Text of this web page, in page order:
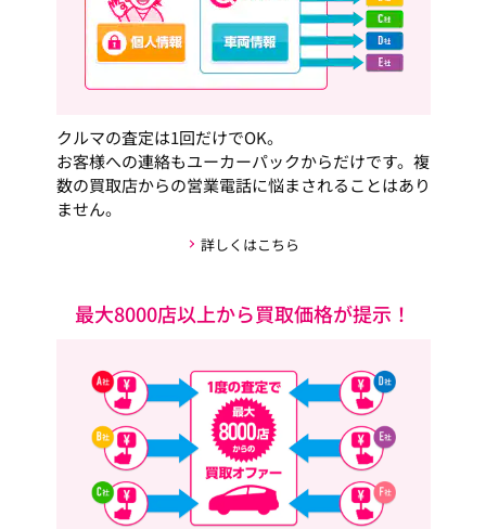
クルマの査定は1回だけでOK。
お客様への連絡もユーカーパックからだけです。複
数の買取店からの営業電話に悩まされることはあり
ません。
詳しくはこちら
最大8000店以上から買取価格が提示！